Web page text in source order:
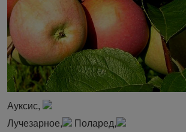
Ауксис,
Лучезарное,
Поларед,